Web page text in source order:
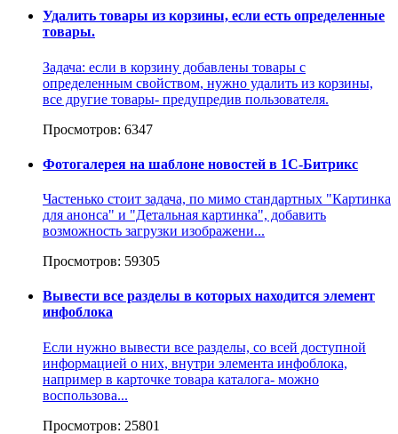
Удалить товары из корзины, если есть определенные
товары.
Задача: если в корзину добавлены товары с
определенным свойством, нужно удалить из корзины,
все другие товары- предупредив пользователя.
Просмотров: 6347
Фотогалерея на шаблоне новостей в 1С-Битрикс
Частенько стоит задача, по мимо стандартных "Картинка
для анонса" и "Детальная картинка", добавить
возможность загрузки изображени...
Просмотров: 59305
Вывести все разделы в которых находится элемент
инфоблока
Если нужно вывести все разделы, со всей доступной
информацией о них, внутри элемента инфоблока,
например в карточке товара каталога- можно
воспользова...
Просмотров: 25801